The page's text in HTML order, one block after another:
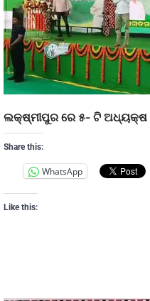
ଲକ୍ଷ୍ମୀପୁର ରେ ୫- ଟି ଅଧ୍ୟକ୍ଷ
Share this:
WhatsApp
Like this: